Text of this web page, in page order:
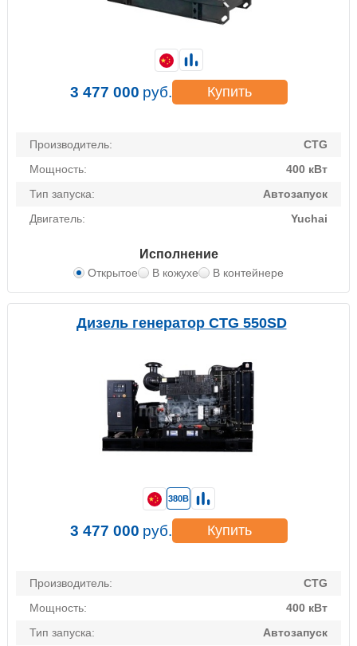
Производитель:
CTG
Мощность:
400 кВт
Тип запуска:
Автозапуск
Двигатель:
Yuchai
Исполнение
Открытое В кожухе В контейнере
3 477 000 руб. Купить
Дизель генератор CTG 550SD
Производитель:
CTG
Мощность:
400 кВт
Тип запуска:
Автозапуск
380В
3 477 000 руб. Купить